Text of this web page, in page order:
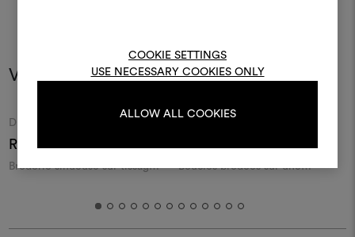
COOKIE SETTINGS
USE NECESSARY COOKIES ONLY
ALLOW ALL COOKIES
Vous pourriez aussi aimer
DEDAR
Riptide 001
Broderie sinueuse sur tissage
Boucles brodées sur une